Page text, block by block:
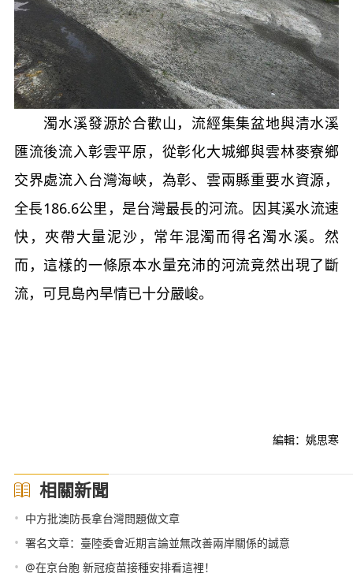
濁水溪發源於合歡山，流經集集盆地與清水溪
匯流後流入彰雲平原，從彰化大城鄉與雲林麥寮鄉
交界處流入台灣海峽，為彰、雲兩縣重要水資源，
全長186.6公里，是台灣最長的河流。因其溪水流速
快，夾帶大量泥沙，常年混濁而得名濁水溪。然
而，這樣的一條原本水量充沛的河流竟然出現了斷
流，可見島內旱情已十分嚴峻。
編輯：姚思寒
相關新聞
• 中方批澳防長拿台灣問題做文章
• 署名文章：臺陸委會近期言論並無改善兩岸關係的誠意
• @在京台胞 新冠疫苗接種安排看這裡！